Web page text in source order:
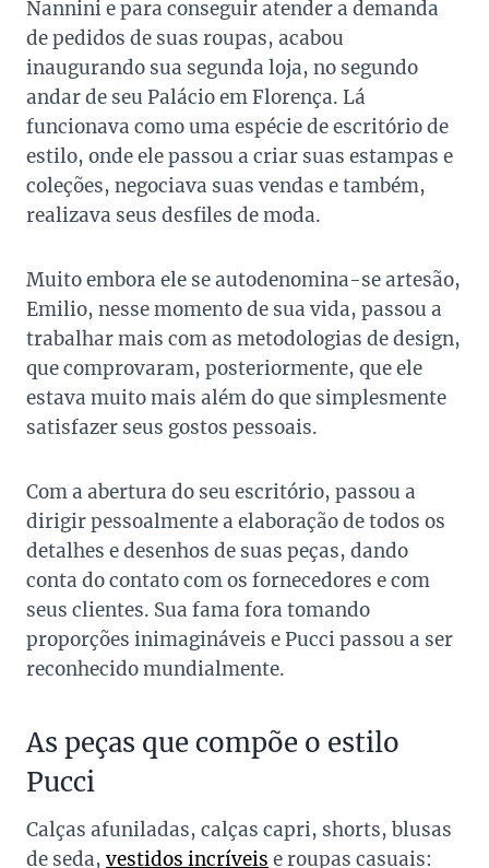
Nannini e para conseguir atender a demanda
de pedidos de suas roupas, acabou
inaugurando sua segunda loja, no segundo
andar de seu Palácio em Florença. Lá
funcionava como uma espécie de escritório de
estilo, onde ele passou a criar suas estampas e
coleções, negociava suas vendas e também,
realizava seus desfiles de moda.
Muito embora ele se autodenomina-se artesão,
Emilio, nesse momento de sua vida, passou a
trabalhar mais com as metodologias de design,
que comprovaram, posteriormente, que ele
estava muito mais além do que simplesmente
satisfazer seus gostos pessoais.
Com a abertura do seu escritório, passou a
dirigir pessoalmente a elaboração de todos os
detalhes e desenhos de suas peças, dando
conta do contato com os fornecedores e com
seus clientes. Sua fama fora tomando
proporções inimagináveis e Pucci passou a ser
reconhecido mundialmente.
As peças que compõe o estilo
Pucci
Calças afuniladas, calças capri, shorts, blusas
de seda, vestidos incríveis e roupas casuais: